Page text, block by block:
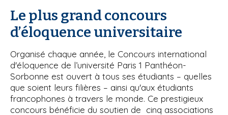
Le plus grand concours
d’éloquence universitaire
Organisé chaque année, le Concours international
d'éloquence de l’université Paris 1 Panthéon-
Sorbonne est ouvert à tous ses étudiants – quelles
que soient leurs filières – ainsi qu'aux étudiants
francophones à travers le monde. Ce prestigieux
concours bénéficie du soutien de cinq associations